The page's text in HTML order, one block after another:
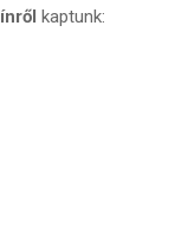
kaptunk: